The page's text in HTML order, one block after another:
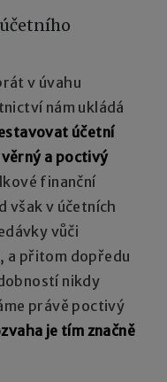
v úvahu
nám ukládá
účetní
věrný a poctivý
finanční
však v účetních
vůči
a přitom dopředu
nikdy
právě poctivý
je tím značně